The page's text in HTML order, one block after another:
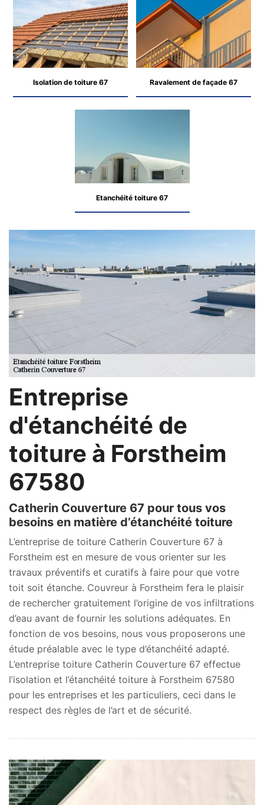
Isolation de toiture 67 Ravalement de façade 67
Etanchéité toiture 67
Entreprise
d'étanchéité de
toiture à Forstheim
67580
Catherin Couverture 67 pour tous vos
besoins en matière d’étanchéité toiture
L’entreprise de toiture Catherin Couverture 67 à
Forstheim est en mesure de vous orienter sur les
travaux préventifs et curatifs à faire pour que votre
toit soit étanche. Couvreur à Forstheim fera le plaisir
de rechercher gratuitement l’origine de vos infiltrations
d’eau avant de fournir les solutions adéquates. En
fonction de vos besoins, nous vous proposerons une
étude préalable avec le type d’étanchéité adapté.
L’entreprise toiture Catherin Couverture 67 effectue
l’isolation et l’étanchéité toiture à Forstheim 67580
pour les entreprises et les particuliers, ceci dans le
respect des règles de l’art et de sécurité.